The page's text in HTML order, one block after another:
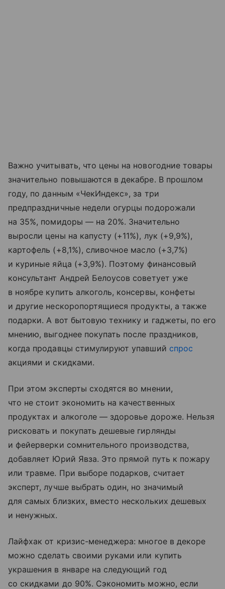
Важно учитывать, что цены на новогодние товары
значительно повышаются в декабре. В прошлом
году, по данным «ЧекИндекс», за три
предпраздничные недели огурцы подорожали
на 35%, помидоры — на 20%. Значительно
выросли цены на капусту (+11%), лук (+9,9%),
картофель (+8,1%), сливочное масло (+3,7%)
и куриные яйца (+3,9%). Поэтому финансовый
консультант Андрей Белоусов советует уже
в ноябре купить алкоголь, консервы, конфеты
и другие нескоропортящиеся продукты, а также
подарки. А вот бытовую технику и гаджеты, по его
мнению, выгоднее покупать после праздников,
когда продавцы стимулируют упавший спрос
акциями и скидками.
При этом эксперты сходятся во мнении,
что не стоит экономить на качественных
продуктах и алкоголе — здоровье дороже. Нельзя
рисковать и покупать дешевые гирлянды
и фейерверки сомнительного производства,
добавляет Юрий Явза. Это прямой путь к пожару
или травме. При выборе подарков, считает
эксперт, лучше выбрать один, но значимый
для самых близких, вместо нескольких дешевых
и ненужных.
Лайфхак от кризис-менеджера: многое в декоре
можно сделать своими руками или купить
украшения в январе на следующий год
со скидками до 90%. Сэкономить можно, если